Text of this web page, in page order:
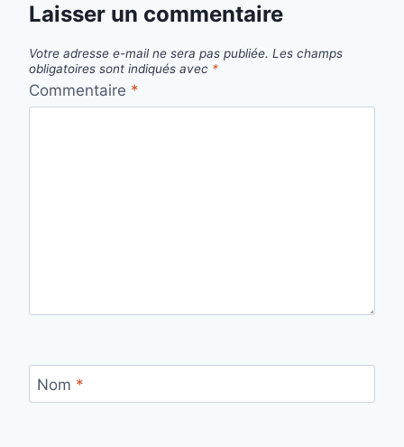
Laisser un commentaire
Votre adresse e-mail ne sera pas publiée. Les champs
obligatoires sont indiqués avec *
Commentaire *
Nom *